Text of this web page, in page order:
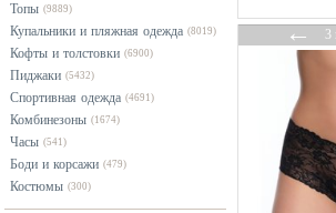
Frank Dandy
Freya
From Germany With Love
Gisela
God Save Queens
Gorsenia
Топы (9889)
Купальники и пляжная одежда (8019)
Кофты и толстовки (6900)
Пиджаки (5432)
Спортивная одежда (4691)
Комбинезоны (1674)
Часы (541)
Боди и корсажи (479)
Костюмы (300)
←3